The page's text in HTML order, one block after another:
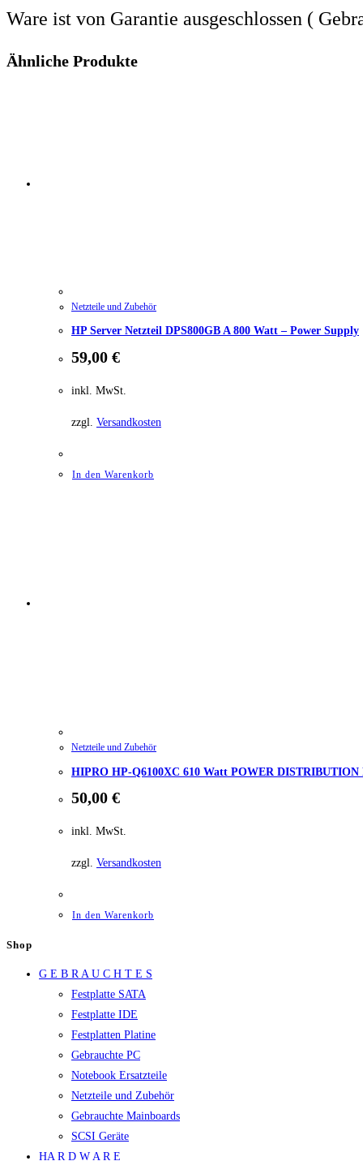
Ware ist von Garantie ausgeschlossen (
Ähnliche Produkte
Netzteile und Zubehör
HP Server Netzteil DPS800GB A 800 Watt – Power Supply
59,00 €
inkl. MwSt.
zzgl. Versandkosten
In den Warenkorb
Netzteile und Zubehör
HIPRO HP-Q6100XC 610 Watt POWER
50,00 €
inkl. MwSt.
zzgl. Versandkosten
In den Warenkorb
Shop
G E B R A U C H T E S
Festplatte SATA
Festplatte IDE
Festplatten Platine
Gebrauchte PC
Notebook Ersatzteile
Netzteile und Zubehör
Gebrauchte Mainboards
SCSI Geräte
HA R D W A R E